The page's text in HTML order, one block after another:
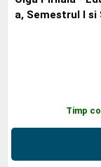
a, Semestrul I
Timp